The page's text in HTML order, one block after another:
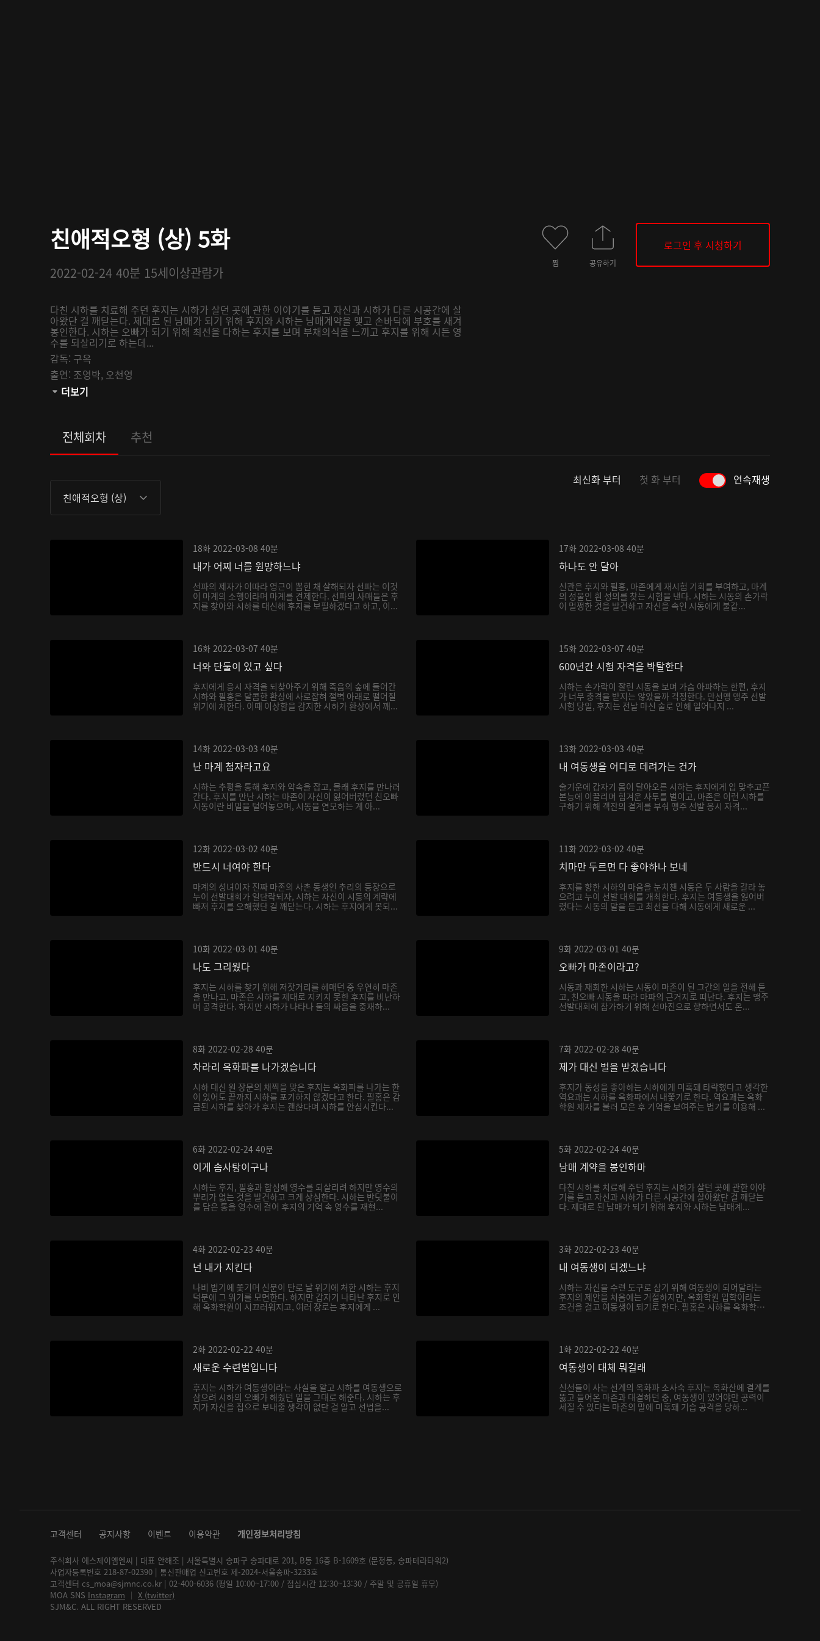
친애적오형 (상) 5화
2022-02-24 40분 15세이상관람가
다친 시하를 치료해 주던 후지는 시하가 살던 곳에 관한 이야기를 듣고 자신과 시하가 다른 시공간에 살
아왔단 걸 깨닫는다. 제대로 된 남매가 되기 위해 후지와 시하는 남매계약을 맺고 손바닥에 부호를 새겨
봉인한다. 시하는 오빠가 되기 위해 최선을 다하는 후지를 보며 부채의식을 느끼고 후지를 위해 시든 영
수를 되살리기로 하는데...
감독: 구옥
출연: 조영박, 오천영
관람등급:
더보기
찜 공유하기
로그인 후 시청하기
전체회차 추천
친애적오형 (상)
최신화 부터 첫 화 부터 연속재생
18화 2022-03-08 40분
내가 어찌 너를 원망하느냐
선파의 제자가 이따라 영근이 뽑힌 채 살해되자 선파는 이것
이 마계의 소행이라며 마계를 견제한다. 선파의 사매들은 후
지를 찾아와 시하를 대신해 후지를 보필하겠다고 하고, 이...
17화 2022-03-08 40분
하나도 안 달아
신관은 후지와 필홍, 마존에게 재시험 기회를 부여하고, 마계
의 성물인 흰 성의를 찾는 시험을 낸다. 시하는 시동의 손가락
이 멀쩡한 것을 발견하고 자신을 속인 시동에게 불같...
16화 2022-03-07 40분
너와 단둘이 있고 싶다
후지에게 응시 자격을 되찾아주기 위해 죽음의 숲에 들어간
시하와 필홍은 달콤한 환상에 사로잡혀 절벽 아래로 떨어질
위기에 처한다. 이때 이상함을 감지한 시하가 환상에서 깨...
15화 2022-03-07 40분
600년간 시험 자격을 박탈한다
시하는 손가락이 잘린 시동을 보며 가슴 아파하는 한편, 후지
가 너무 충격을 받지는 않았을까 걱정한다. 만선맹 맹주 선발
시험 당일, 후지는 전날 마신 술로 인해 일어나지 ...
14화 2022-03-03 40분
난 마계 첩자라고요
시하는 추평을 통해 후지와 약속을 잡고, 몰래 후지를 만나러
간다. 후지를 만난 시하는 마존이 자신이 잃어버렸던 친오빠
시동이란 비밀을 털어놓으며, 시동을 연모하는 게 아...
13화 2022-03-03 40분
내 여동생을 어디로 데려가는 건가
술기운에 갑자기 몸이 달아오른 시하는 후지에게 입 맞추고픈
본능에 이끌리며 힘겨운 사투를 벌이고, 마존은 이런 시하를
구하기 위해 객잔의 결계를 부숴 맹주 선발 응시 자격...
12화 2022-03-02 40분
반드시 너여야 한다
마계의 성녀이자 진짜 마존의 사촌 동생인 추리의 등장으로
누이 선발대회가 일단락되자, 시하는 자신이 시동의 계략에
빠져 후지를 오해했단 걸 깨닫는다. 시하는 후지에게 못되...
11화 2022-03-02 40분
치마만 두르면 다 좋아하나 보네
후지를 향한 시하의 마음을 눈치챈 시동은 두 사람을 갈라 놓
으려고 누이 선발 대회를 개최한다. 후지는 여동생을 잃어버
렸다는 시동의 말을 듣고 최선을 다해 시동에게 새로운 ...
10화 2022-03-01 40분
나도 그리웠다
후지는 시하를 찾기 위해 저잣거리를 헤매던 중 우연히 마존
을 만나고, 마존은 시하를 제대로 지키지 못한 후지를 비난하
며 공격한다. 하지만 시하가 나타나 둘의 싸움을 중재하...
9화 2022-03-01 40분
오빠가 마존이라고?
시동과 재회한 시하는 시동이 마존이 된 그간의 일을 전해 듣
고, 친오빠 시동을 따라 마파의 근거지로 떠난다. 후지는 맹주
선발대회에 참가하기 위해 선마진으로 향하면서도 온...
8화 2022-02-28 40분
차라리 옥화파를 나가겠습니다
시하 대신 원 장문의 채찍을 맞은 후지는 옥화파를 나가는 한
이 있어도 끝까지 시하를 포기하지 않겠다고 한다. 필홍은 감
금된 시하를 찾아가 후지는 괜찮다며 시하를 안심시킨다...
7화 2022-02-28 40분
제가 대신 벌을 받겠습니다
후지가 동성을 좋아하는 시하에게 미혹돼 타락했다고 생각한
역요괘는 시하를 옥화파에서 내쫓기로 한다. 역요괘는 옥화
학원 제자를 불러 모은 후 기억을 보여주는 법기를 이용해 ...
6화 2022-02-24 40분
이게 솜사탕이구나
시하는 후지, 필홍과 합심해 영수를 되살리려 하지만 영수의
뿌리가 없는 것을 발견하고 크게 상심한다. 시하는 반딧불이
를 담은 통을 영수에 걸어 후지의 기억 속 영수를 재현...
5화 2022-02-24 40분
남매 계약을 봉인하마
다친 시하를 치료해 주던 후지는 시하가 살던 곳에 관한 이야
기를 듣고 자신과 시하가 다른 시공간에 살아왔단 걸 깨닫는
다. 제대로 된 남매가 되기 위해 후지와 시하는 남매계...
4화 2022-02-23 40분
넌 내가 지킨다
나비 법기에 쫓기며 신분이 탄로 날 위기에 처한 시하는 후지
덕분에 그 위기를 모면한다. 하지만 갑자기 나타난 후지로 인
해 옥화학원이 시끄러워지고, 여러 장로는 후지에게 ...
3화 2022-02-23 40분
내 여동생이 되겠느냐
시하는 자신을 수련 도구로 삼기 위해 여동생이 되어달라는
후지의 제안을 처음에는 거절하지만, 옥화학원 입학이라는
조건을 걸고 여동생이 되기로 한다. 필홍은 시하를 옥화학
2화 2022-02-22 40분
새로운 수련법입니다
후지는 시하가 여동생이라는 사실을 알고 시하를 여동생으로
삼으려 시하의 오빠가 해줬던 일을 그대로 해준다. 시하는 후
지가 자신을 집으로 보내줄 생각이 없단 걸 알고 선법을...
1화 2022-02-22 40분
여동생이 대체 뭐길래
신선들이 사는 선계의 옥화파 소사숙 후지는 옥화산에 결계를
뚫고 들어온 마존과 대결하던 중, 여동생이 있어야만 공력이
세질 수 있다는 마존의 말에 미혹돼 기습 공격을 당하...
고객센터 공지사항 이벤트 이용약관 개인정보처리방침
주식회사 에스제이엠엔씨 | 대표 안해조 | 서울특별시 송파구 송파대로 201, B동 16층 B-1609호 (문정동, 송파테라타워2)
사업자등록번호 218-87-02390 | 통신판매업 신고번호 제-2024-서울송파-3233호
고객센터 cs_moa@sjmnc.co.kr | 02-400-6036 (평일 10:00~17:00 / 점심시간 12:30~13:30 / 주말 및 공휴일 휴무)
MOA SNS Instagram │ X (twitter)
SJM&C. ALL RIGHT RESERVED